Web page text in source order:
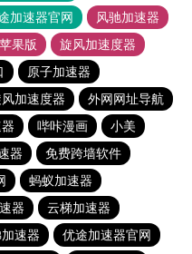
加速器官网
风驰加速器
果版
旋风加速度器
原子加速器
加速度器
外网网址导航
哔咔漫画
小美
器
免费跨墙软件
蚂蚁加速器
器
云梯加速器
速器
优途加速器官网